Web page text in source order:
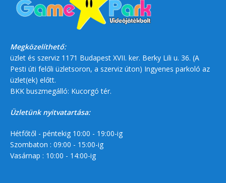
Megközelíthető:
üzlet és szerviz 1171 Budapest XVII. ker. Berky Lili u. 36. (A
Pesti úti felőli üzletsoron, a szerviz úton) Ingyenes parkoló az
üzlet(ek) előtt.
BKK buszmegálló: Kucorgó tér.
Üzletünk nyitvatartása:
Hétfőtől - péntekig 10:00 - 19:00-ig
Szombaton : 09:00 - 15:00-ig
Vasárnap : 10:00 - 14:00-ig